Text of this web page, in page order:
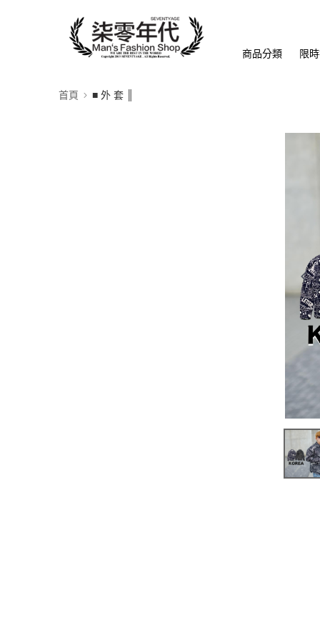
商品分類 限
首頁 ■ 外 套 ║